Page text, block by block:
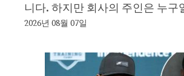
니다. 하지만 회사의 주인은 누구
2026년 08월 07일